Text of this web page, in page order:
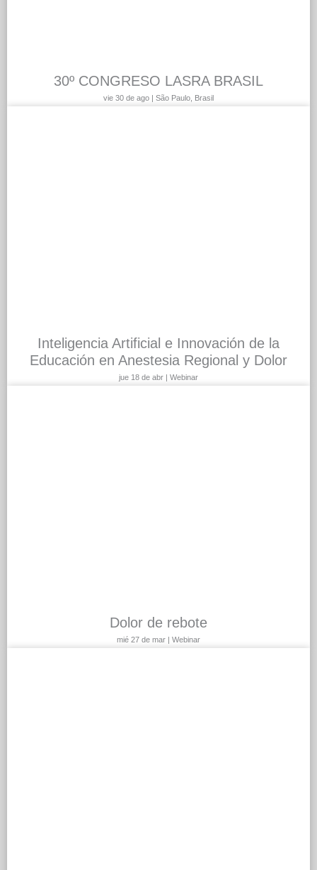
30º CONGRESO LASRA BRASIL
vie 30 de ago | São Paulo, Brasil
Inteligencia Artificial e Innovación de la
Educación en Anestesia Regional y Dolor
jue 18 de abr | Webinar
Dolor de rebote
mié 27 de mar | Webinar